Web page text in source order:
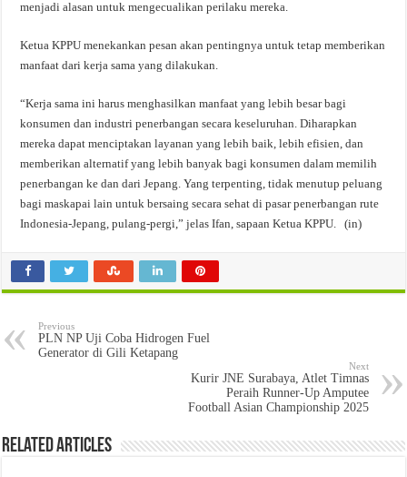
menjadi alasan untuk mengecualikan perilaku mereka.
Ketua KPPU menekankan pesan akan pentingnya untuk tetap memberikan
manfaat dari kerja sama yang dilakukan.
“Kerja sama ini harus menghasilkan manfaat yang lebih besar bagi
konsumen dan industri penerbangan secara keseluruhan. Diharapkan
mereka dapat menciptakan layanan yang lebih baik, lebih efisien, dan
memberikan alternatif yang lebih banyak bagi konsumen dalam memilih
penerbangan ke dan dari Jepang. Yang terpenting, tidak menutup peluang
bagi maskapai lain untuk bersaing secara sehat di pasar penerbangan rute
Indonesia-Jepang, pulang-pergi,” jelas Ifan, sapaan Ketua KPPU. (in)
Previous
PLN NP Uji Coba Hidrogen Fuel
Generator di Gili Ketapang
Next
Kurir JNE Surabaya, Atlet Timnas
Peraih Runner-Up Amputee
Football Asian Championship 2025
Related Articles